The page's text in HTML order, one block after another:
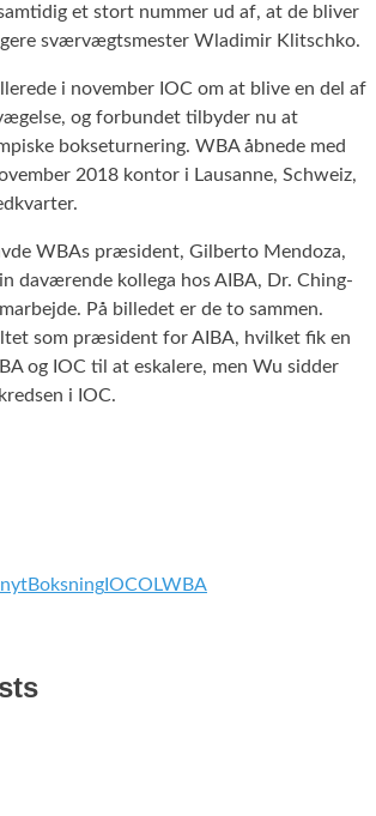
et stort nummer ud af, at de bliver
sværvægtsmester Wladimir Klitschko.
i november IOC om at blive en del af
og forbundet tilbyder nu at
bokseturnering. WBA åbnede med
2018 kontor i Lausanne, Schweiz,
WBAs præsident, Gilberto Mendoza,
daværende kollega hos AIBA, Dr. Ching-
På billedet er de to sammen.
som præsident for AIBA, hvilket fik en
og IOC til at eskalere, men Wu sidder
i IOC.
Boksning IOCOLWBA